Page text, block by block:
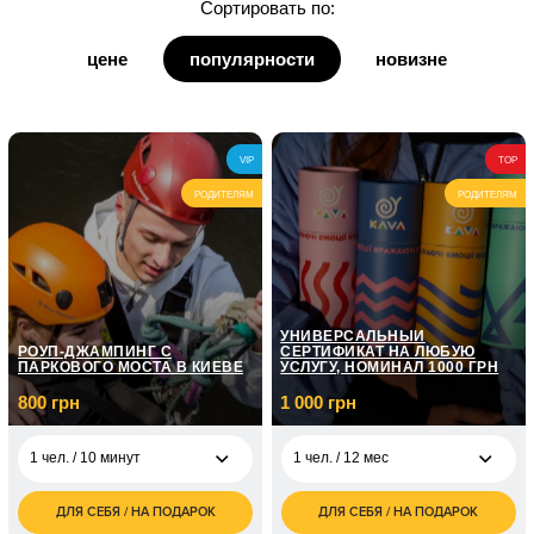
для дедушки
для бабушки
для кума
Сортировать по:
цене популярности новизне
VIP
РОДИТЕЛЯМ
РОУП-ДЖАМПИНГ С
ПАРКОВОГО МОСТА В КИЕВЕ
800 грн
1 чел. / 10 минут
ДЛЯ СЕБЯ / НА ПОДАРОК
TOP
РОДИТЕЛЯМ
УНИВЕРСАЛЬНЫЙ
СЕРТИФИКАТ НА ЛЮБУЮ
УСЛУГУ, НОМИНАЛ 1000 ГРН
1 000 грн
1 чел. / 12 мес
1 000
ДЛЯ СЕБЯ / НА ПОДАРОК